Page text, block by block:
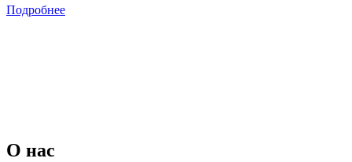
Подробнее
О нас